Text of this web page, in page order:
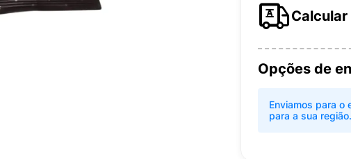
Opções de
Enviamos para o
para a sua região.